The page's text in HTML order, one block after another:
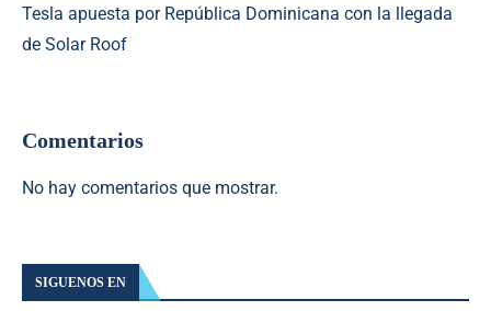
Tesla apuesta por República Dominicana con la llegada
de Solar Roof
Comentarios
No hay comentarios que mostrar.
SIGUENOS EN